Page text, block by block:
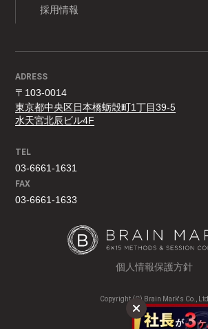
採用情報
ADRESS
〒103-0014
東京都中央区日本橋蛎殻町1丁目39-5
水天宮北辰ビル4F
TEL
03-6661-1631
FAX
03-6661-1633
個人情報保護方針
Copyright (C) Brain Mark's Co., Ltd